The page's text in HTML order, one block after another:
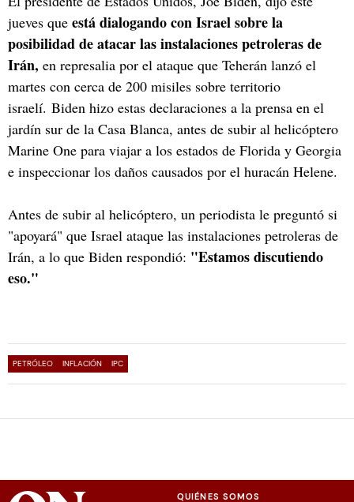
jueves que está dialogando con Israel sobre la
posibilidad de atacar las instalaciones petroleras de
Irán, en represalia por el ataque que Teherán lanzó el
martes con cerca de 200 misiles sobre territorio
israelí. Biden hizo estas declaraciones a la prensa en el
jardín sur de la Casa Blanca, antes de subir al helicóptero
Marine One para viajar a los estados de Florida y Georgia
e inspeccionar los daños causados por el huracán Helene.
Antes de subir al helicóptero, un periodista le preguntó si
"apoyará" que Israel ataque las instalaciones petroleras de
Irán, a lo que Biden respondió: "Estamos discutiendo
eso."
PETRÓLEO INFLACIÓN IPC
QUIÉNES SOMOS